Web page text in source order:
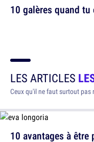
10 galères quand
LES ARTICLES
Ceux qu'il ne faut surtout pas
10 avantages à être